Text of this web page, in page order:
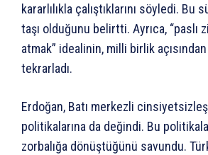
kararlılıkla çalıştıklarını söyledi. Bu
taşı olduğunu belirtti. Ayrıca, “paslı
atmak” idealinin, milli birlik
tekrarladı.
Erdoğan, Batı merkezli
politikalarına da değindi. Bu
zorbalığa dönüştüğünü savundu.